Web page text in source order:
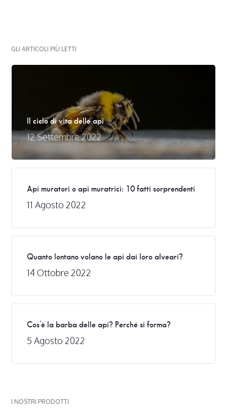
GLI ARTICOLI PIÙ LETTI
Il ciclo di vita delle api
12 Settembre 2022
Api muratori o api muratrici: 10 fatti sorprendenti
11 Agosto 2022
Quanto lontano volano le api dai loro alveari?
14 Ottobre 2022
Cos’è la barba delle api? Perché si forma?
5 Agosto 2022
I NOSTRI PRODOTTI